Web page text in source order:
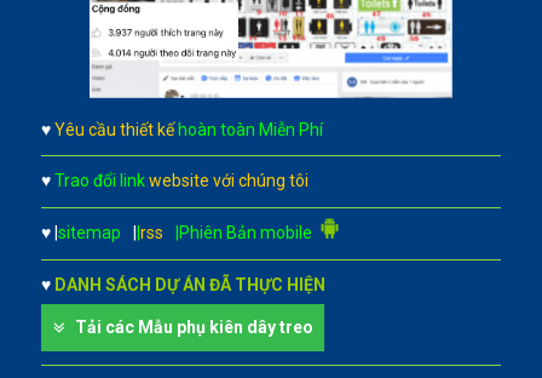
♥ Yêu cầu thiết kế hoàn toàn Miễn Phí
♥ Trao đổi link website với chúng tôi
♥ |sitemap |rss |Phiên Bản mobile
♥ DANH SÁCH DỰ ÁN ĐÃ THỰC HIỆN
Tải các Mẫu phụ kiên dây treo